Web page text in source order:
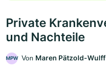
Private
und Nachteile
MPW Von Maren Pätzold-Wulff